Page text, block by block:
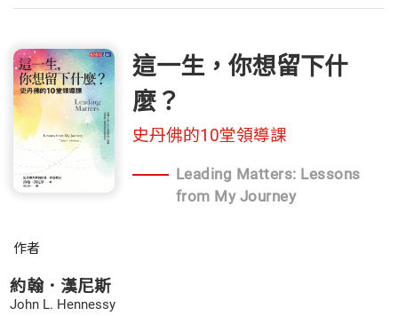
這一生，你想留下什
麼？
史丹佛的10堂領導課
Leading Matters: Lessons
from My Journey
作者
約翰．漢尼斯
John L. Hennessy